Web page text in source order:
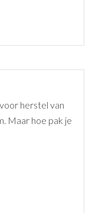
herstel van
Maar hoe pak je